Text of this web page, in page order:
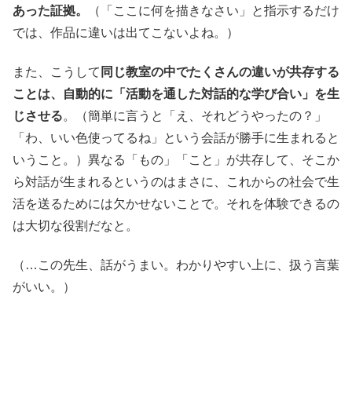
あった証拠。
（「ここに何を描きなさい」と指示するだけ
では、作品に違いは出てこないよね。）
また、こうして 同じ教室の中でたくさんの違いが共存する
ことは、自動的に「活動を通した対話的な学び合い」を生
じさせる。（簡単に言うと「え、それどうやったの？」
「わ、いい色使ってるね」という会話が勝手に生まれると
いうこと。）異なる「もの」「こと」が共存して、そこか
ら対話が生まれるというのはまさに、これからの社会で生
活を送るためには欠かせないことで。それを体験できるの
は大切な役割だなと。
（…この先生、話がうまい。わかりやすい上に、扱う言葉
がいい。）